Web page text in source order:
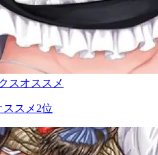
スオススメ
スメ2位